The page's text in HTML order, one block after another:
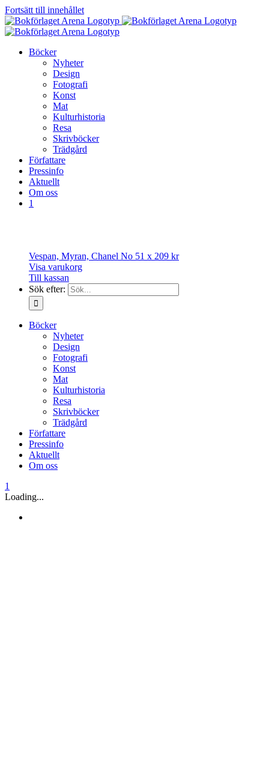
Fortsätt till innehållet
Böcker
Nyheter
Design
Fotografi
Konst
Mat
Kulturhistoria
Resa
Skrivböcker
Trädgård
Författare
Pressinfo
Aktuellt
Om oss
1
Vespan, Myran, Chanel No 51 x 209 kr
Visa varukorg
Till kassan
Sök efter:
Böcker
Nyheter
Design
Fotografi
Konst
Mat
Kulturhistoria
Resa
Skrivböcker
Trädgård
Författare
Pressinfo
Aktuellt
Om oss
1
Loading...